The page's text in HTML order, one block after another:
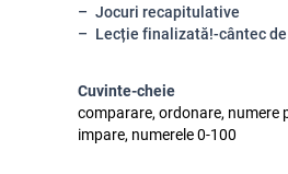
Jocuri recapitulative
Lecție finalizată!-cântec de
Cuvinte-cheie
comparare, ordonare, numere
impare, numerele 0-100